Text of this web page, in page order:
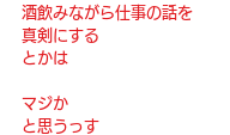
酒飲みながら仕事の話を
真剣にする
とかは
マジか
と思うっす